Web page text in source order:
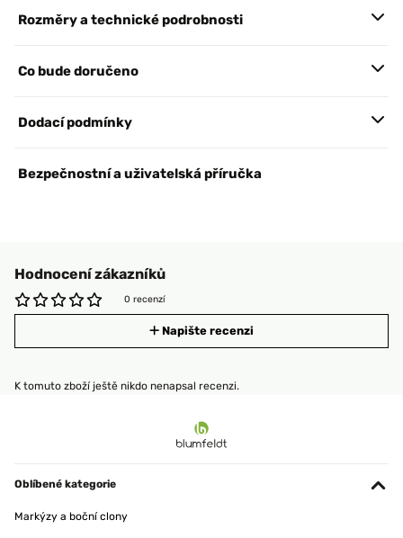
Rozměry a technické podrobnosti
Co bude doručeno
Dodací podmínky
Bezpečnostní a uživatelská příručka
Hodnocení zákazníků
0 recenzí
Napište recenzi
K tomuto zboží ještě nikdo nenapsal recenzi.
Oblíbené kategorie
Markýzy a boční clony